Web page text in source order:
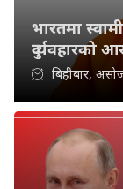
भारतमा
दुर्व्यवहारको
बिहीबार,